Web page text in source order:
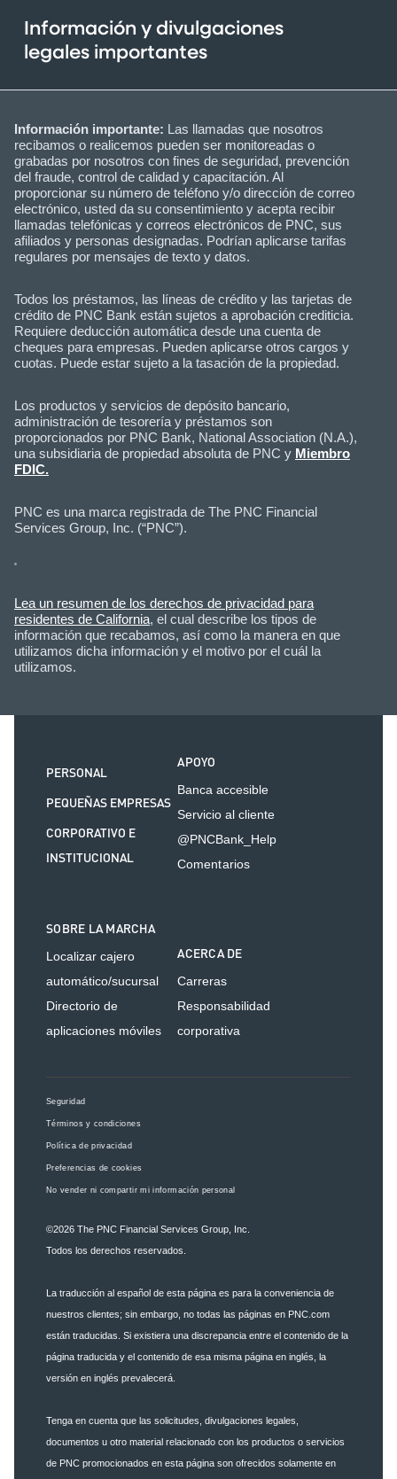
Información y divulgaciones
legales importantes
Información importante: Las llamadas que nosotros
recibamos o realicemos pueden ser monitoreadas o
grabadas por nosotros con fines de seguridad, prevención
del fraude, control de calidad y capacitación. Al
proporcionar su número de teléfono y/o dirección de correo
electrónico, usted da su consentimiento y acepta recibir
llamadas telefónicas y correos electrónicos de PNC, sus
afiliados y personas designadas. Podrían aplicarse tarifas
regulares por mensajes de texto y datos.
Todos los préstamos, las líneas de crédito y las tarjetas de
crédito de PNC Bank están sujetos a aprobación crediticia.
Requiere deducción automática desde una cuenta de
cheques para empresas. Pueden aplicarse otros cargos y
cuotas. Puede estar sujeto a la tasación de la propiedad.
Los productos y servicios de depósito bancario,
administración de tesorería y préstamos son
proporcionados por PNC Bank, National Association (N.A.),
una subsidiaria de propiedad absoluta de PNC y Miembro
FDIC.
PNC es una marca registrada de The PNC Financial
Services Group, Inc. (“PNC”).
Lea un resumen de los derechos de privacidad para
residentes de California, el cual describe los tipos de
información que recabamos, así como la manera en que
utilizamos dicha información y el motivo por el cuál la
utilizamos.
PERSONAL
PEQUEÑAS EMPRESAS
CORPORATIVO E
INSTITUCIONAL
APOYO
Banca accesible
Servicio al cliente
@PNCBank_Help
Comentarios
SOBRE LA MARCHA
Localizar cajero
automático/sucursal
Directorio de
aplicaciones móviles
ACERCA DE
Carreras
Responsabilidad
corporativa
Seguridad
Términos y condiciones
Política de privacidad
Preferencias de cookies
No vender ni compartir mi información personal
©2026 The PNC Financial Services Group, Inc.
Todos los derechos reservados.
La traducción al español de esta página es para la conveniencia de
nuestros clientes; sin embargo, no todas las páginas en PNC.com
están traducidas. Si existiera una discrepancia entre el contenido de la
página traducida y el contenido de esa misma página en inglés, la
versión en inglés prevalecerá.
Tenga en cuenta que las solicitudes, divulgaciones legales,
documentos u otro material relacionado con los productos o servicios
de PNC promocionados en esta página son ofrecidos solamente en